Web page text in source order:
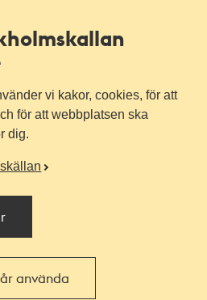
vi kakor, cookies, för att
för att webbplatsen ska
dig.
använda